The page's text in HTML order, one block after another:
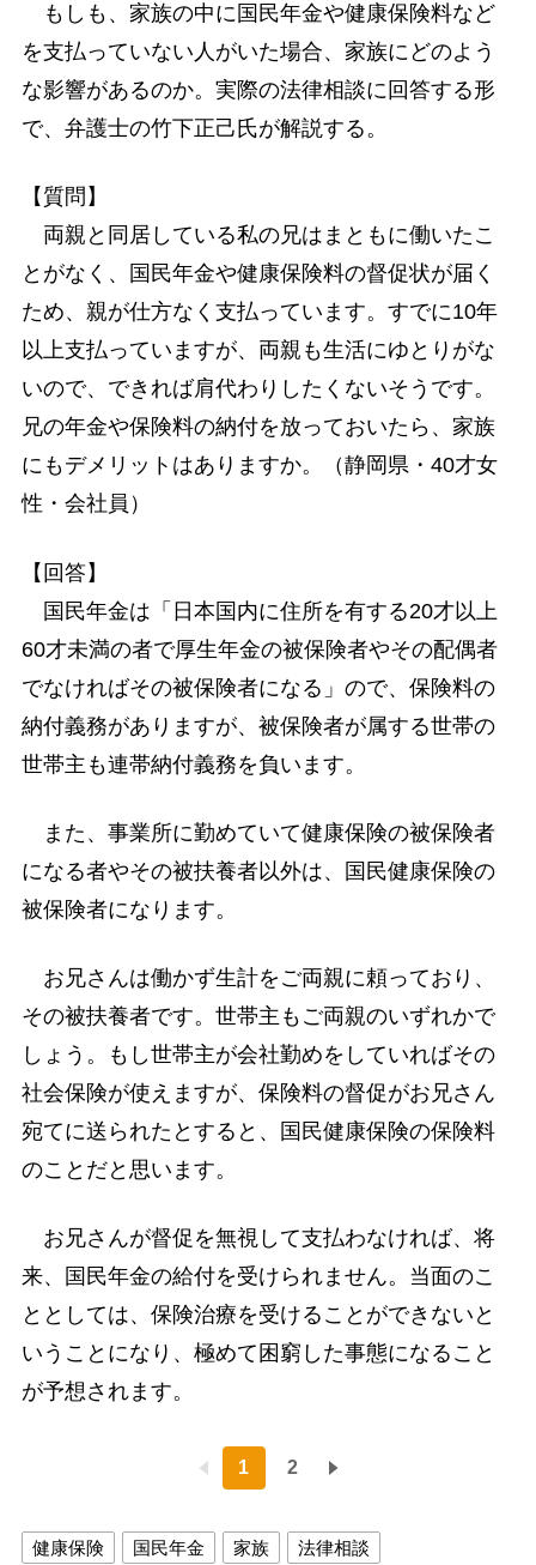
もしも、家族の中に国民年金や健康保険料など
を支払っていない人がいた場合、家族にどのよう
な影響があるのか。実際の法律相談に回答する形
で、弁護士の竹下正己氏が解説する。
【質問】
両親と同居している私の兄はまともに働いたこ
とがなく、国民年金や健康保険料の督促状が届く
ため、親が仕方なく支払っています。すでに10年
以上支払っていますが、両親も生活にゆとりがな
いので、できれば肩代わりしたくないそうです。
兄の年金や保険料の納付を放っておいたら、家族
にもデメリットはありますか。（静岡県・40才女
性・会社員）
【回答】
国民年金は「日本国内に住所を有する20才以上
60才未満の者で厚生年金の被保険者やその配偶者
でなければその被保険者になる」ので、保険料の
納付義務がありますが、被保険者が属する世帯の
世帯主も連帯納付義務を負います。
また、事業所に勤めていて健康保険の被保険者
になる者やその被扶養者以外は、国民健康保険の
被保険者になります。
お兄さんは働かず生計をご両親に頼っており、
その被扶養者です。世帯主もご両親のいずれかで
しょう。もし世帯主が会社勤めをしていればその
社会保険が使えますが、保険料の督促がお兄さん
宛てに送られたとすると、国民健康保険の保険料
のことだと思います。
お兄さんが督促を無視して支払わなければ、将
来、国民年金の給付を受けられません。当面のこ
ととしては、保険治療を受けることができないと
いうことになり、極めて困窮した事態になること
が予想されます。
1 2
健康保険 国民年金 家族 法律相談